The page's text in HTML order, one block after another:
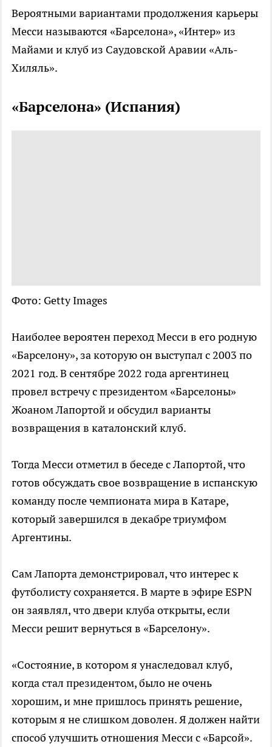
Вероятными вариантами продолжения карьеры
Месси называются «Барселона», «Интер» из
Майами и клуб из Саудовской Аравии «Аль-
Хиляль».
«Барселона» (Испания)
Фото: Getty Images
Наиболее вероятен переход Месси в его родную
«Барселону», за которую он выступал с 2003 по
2021 год. В сентябре 2022 года аргентинец
провел встречу с президентом «Барселоны»
Жоаном Лапортой и обсудил варианты
возвращения в каталонский клуб.
Тогда Месси отметил в беседе с Лапортой, что
готов обсуждать свое возвращение в испанскую
команду после чемпионата мира в Катаре,
который завершился в декабре триумфом
Аргентины.
Сам Лапорта демонстрировал, что интерес к
футболисту сохраняется. В марте в эфире ESPN
он заявлял, что двери клуба открыты, если
Месси решит вернуться в «Барселону».
«Состояние, в котором я унаследовал клуб,
когда стал президентом, было не очень
хорошим, и мне пришлось принять решение,
которым я не слишком доволен. Я должен найти
способ улучшить отношения Месси с «Барсой».